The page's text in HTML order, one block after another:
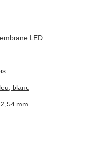
LED
blanc
mm